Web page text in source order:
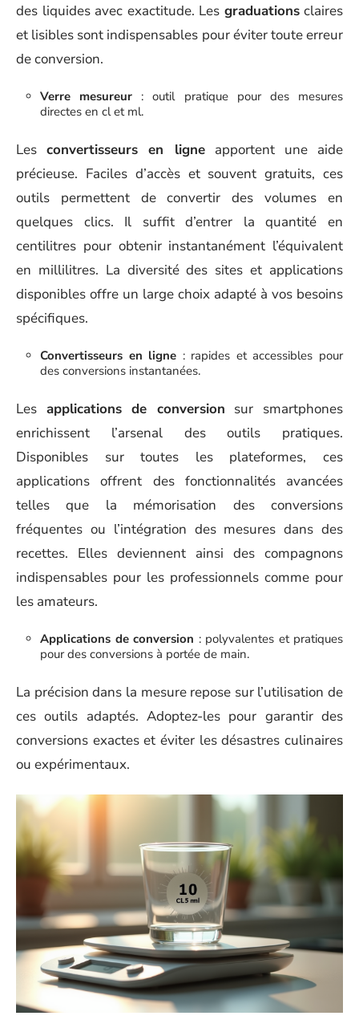
des liquides avec exactitude. Les graduationsclaires
et lisibles sont indispensables pour éviter toute erreur
de conversion.
Verre mesureur : outil pratique pour des mesures
directes en cl et ml.
Lesconvertisseurs en ligneapportent une aide
précieuse. Faciles d’accès et souvent gratuits, ces
outils permettent de convertir des volumes en
quelques clics. Il suffit d’entrer la quantité en
centilitres pour obtenir instantanément l’équivalent
en millilitres. La diversité des sites et applications
disponibles offre un large choix adapté à vos besoins
spécifiques.
Convertisseurs en ligne : rapides et accessibles pour
des conversions instantanées.
Les applications de conversion sur smartphones
enrichissent l’arsenal des outils pratiques.
Disponibles sur toutes les plateformes, ces
applications offrent des fonctionnalités avancées
telles que la mémorisation des conversions
fréquentes ou l’intégration des mesures dans des
recettes. Elles deviennent ainsi des compagnons
indispensables pour les professionnels comme pour
les amateurs.
Applications de conversion : polyvalentes et pratiques
pour des conversions à portée de main.
La précision dans la mesure repose sur l’utilisation de
ces outils adaptés. Adoptez-les pour garantir des
conversions exactes et éviter les désastres culinaires
ou expérimentaux.